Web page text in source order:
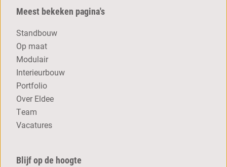
Meest bekeken pagina's
Standbouw
Op maat
Modulair
Interieurbouw
Portfolio
Over Eldee
Team
Vacatures
Blijf op de hoogte